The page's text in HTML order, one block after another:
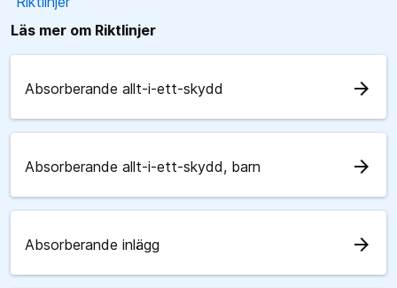
Läs mer om Riktlinjer
Absorberande allt-i-ett-skydd arrow_forward
Absorberande allt-i-ett-skydd, barn arrow_forward
Absorberande inlägg arrow_forward